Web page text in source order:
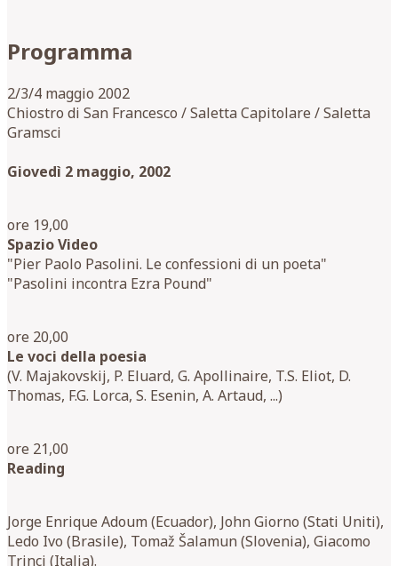
Programma
2/3/4 maggio 2002
Chiostro di San Francesco / Saletta Capitolare / Saletta
Gramsci
Giovedì 2 maggio, 2002
ore 19,00
Spazio Video
"Pier Paolo Pasolini. Le confessioni di un poeta"
"Pasolini incontra Ezra Pound"
ore 20,00
Le voci della poesia
(V. Majakovskij, P. Eluard, G. Apollinaire, T.S. Eliot, D.
Thomas, F.G. Lorca, S. Esenin, A. Artaud, ...)
ore 21,00
Reading
Jorge Enrique Adoum (Ecuador), John Giorno (Stati Uniti),
Ledo Ivo (Brasile), Tomaž Šalamun (Slovenia), Giacomo
Trinci (Italia).